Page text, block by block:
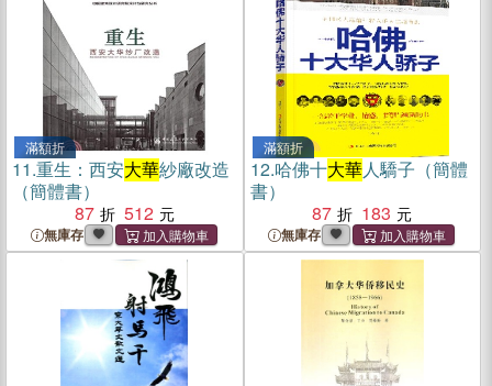
滿額折
11.重生：西安大華紗廠改造
（簡體書）
87
512
無庫存
滿額折
12.哈佛十大華人驕子（簡體
書）
87
183
無庫存